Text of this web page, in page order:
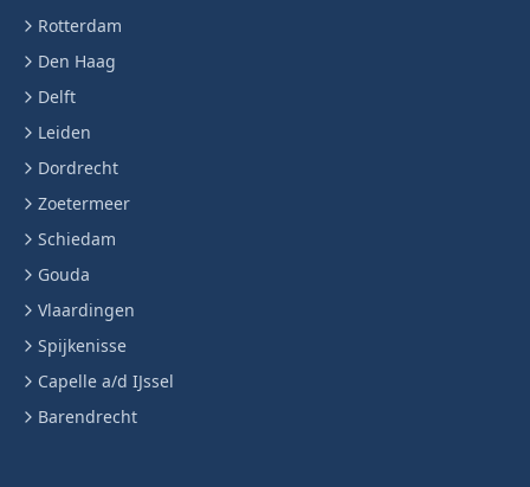
Rotterdam
Den Haag
Delft
Leiden
Dordrecht
Zoetermeer
Schiedam
Gouda
Vlaardingen
Spijkenisse
Capelle a/d IJssel
Barendrecht